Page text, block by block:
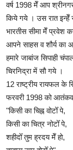
वर्ष 1998 मेँ आप
किये गये । उस रात
भारतीस सीमा मेँ
आपने साहस व शौर्य का
हमारे जाबांज सिपाही
चिरनिद्रा में सौ गये ।
12 राष्ट्रीय रायफल के
फरवरी 1998 को
"किसी का चिह्न वोटोँ पे,
किसी का चित्र नोटोँ पे,
शहीदोँ तुम ह्रदय मेँ हो,